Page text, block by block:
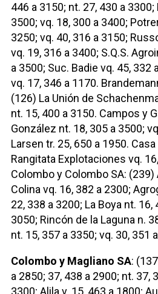
446 a 3150; nt. 27, 430 a
3500; vq. 18, 300 a 3400;
3250; vq. 40, 316 a 3150;
vq. 19, 316 a 3400; S.Q.S.
a 3500; Suc. Badie vq. 45, 332
vq. 17, 346 a 1170.
(126) La Unión de
nt. 15, 400 a 3150. Campos y
González nt. 18, 305 a 3500;
Larsen tr. 25, 650 a 1950.
Rangitata Explotaciones vq.
Colombo y Colombo SA:
Colina vq. 16, 382 a 2300;
22, 338 a 3200; La Boya nt. 16,
3050; Rincón de la Laguna n.
nt. 15, 357 a 3350; vq. 30, 351
Colombo y Magliano SA:
a 2850; 37, 438 a 2900; nt. 37,